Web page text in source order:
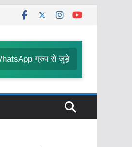
ग्रुप से जुड़े